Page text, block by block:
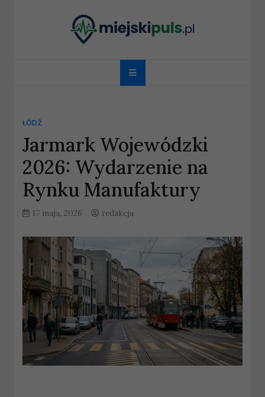
miejskipuls.pl
ŁÓDŹ
Jarmark Wojewódzki
2026: Wydarzenie na
Rynku Manufaktury
17 maja, 2026 redakcja